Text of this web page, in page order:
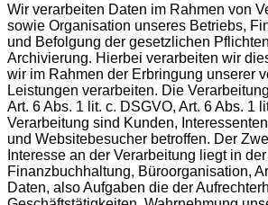
Wir verarbeiten Daten im Rahmen von
sowie Organisation unseres Betriebs,
und Befolgung der gesetzlichen
Archivierung. Hierbei verarbeiten wir
wir im Rahmen der Erbringung unserer
Leistungen verarbeiten. Die
Art. 6 Abs. 1 lit. c. DSGVO, Art. 6 Abs. 1
Verarbeitung sind Kunden,
und Websitebesucher betroffen. Der
Interesse an der Verarbeitung liegt in
Finanzbuchhaltung, Büroorganisation,
Daten, also Aufgaben die der